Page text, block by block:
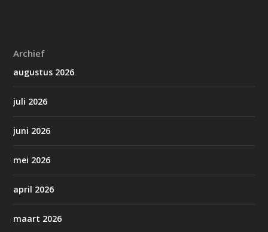
Archief
augustus 2026
juli 2026
juni 2026
mei 2026
april 2026
maart 2026